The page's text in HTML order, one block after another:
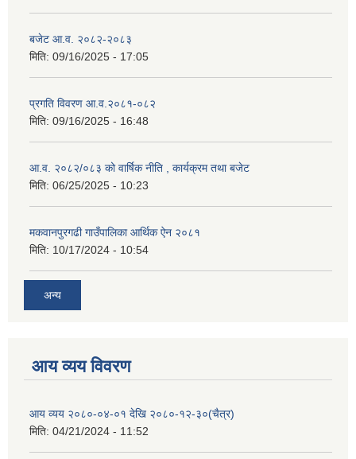
बजेट आ.व. २०८२-२०८३
मिति: 09/16/2025 - 17:05
प्रगति विवरण आ.व.२०८१-०८२
मिति: 09/16/2025 - 16:48
आ.व. २०८२/०८३ को वार्षिक नीति , कार्यक्रम तथा बजेट
मिति: 06/25/2025 - 10:23
मकवानपुरगढी गाउँपालिका आर्थिक ‌‌‌ऐन २०८१
मिति: 10/17/2024 - 10:54
अन्य
आय व्यय विवरण
आय व्यय २०८०-०४-०१ देखि २०८०-१२-३०(चैत्र)
मिति: 04/21/2024 - 11:52